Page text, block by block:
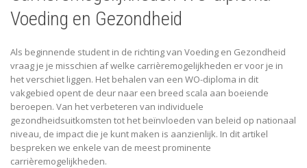
Voeding en Gezondheid
Als beginnende student in de richting van Voeding en Gezondheid
vraag je je misschien af welke carrièremogelijkheden er voor je in
het verschiet liggen. Het behalen van een WO-diploma in dit
vakgebied opent de deur naar een breed scala aan boeiende
beroepen. Van het verbeteren van individuele
gezondheidsuitkomsten tot het beïnvloeden van beleid op nationaal
niveau, de impact die je kunt maken is aanzienlijk. In dit artikel
bespreken we enkele van de meest prominente
carrièremogelijkheden.